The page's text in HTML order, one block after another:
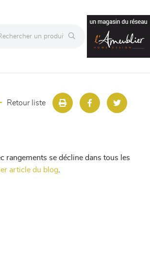
Retour liste
rangements se décline dans tous les
article du blog